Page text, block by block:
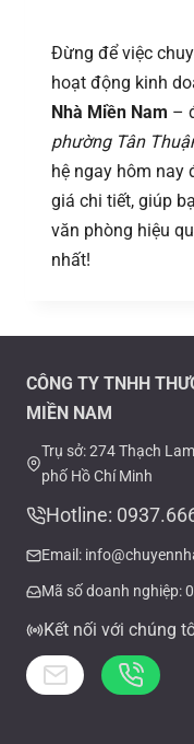
Đừng để việc
hoạt động kinh
Nhà Miền Nam –
phường Tân
hệ ngay hôm nay
giá chi tiết, giúp
văn phòng hiệu
nhất!
CÔNG TY TNHH
MIỀN NAM
Trụ sở: 274 Thạch
phố Hồ Chí Minh
Hotline:
Email:
Mã số doanh nghiệp:
Kết nối với chúng